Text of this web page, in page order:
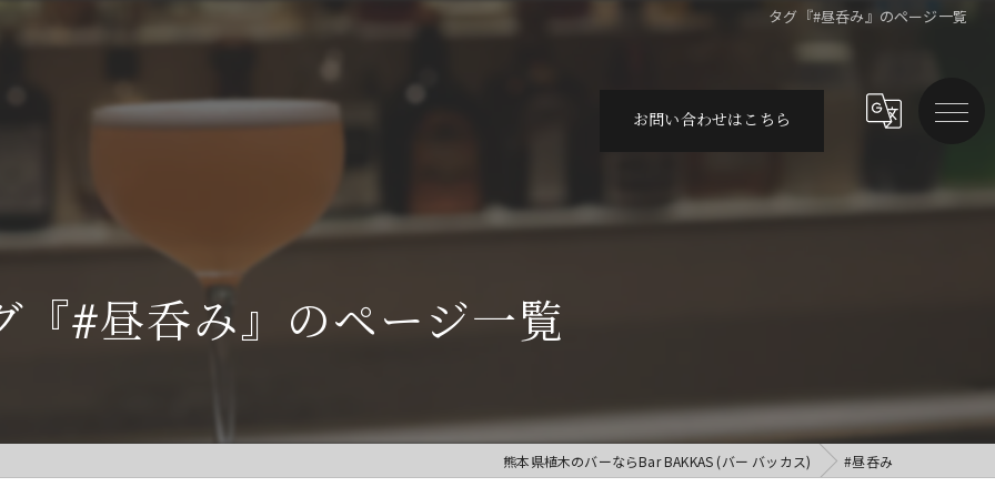
タグ『#昼呑み』のページ一覧
お問い合わせはこちら
『#昼呑み』のページ一覧
熊本県植木のバーならBar BAKKAS (バー バッカス) #昼呑み